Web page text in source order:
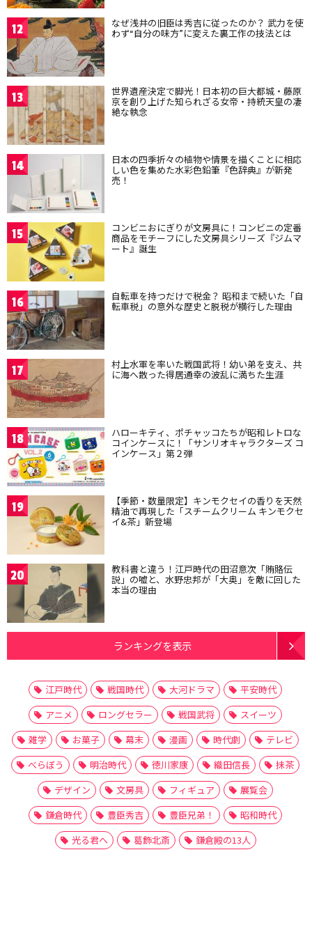
12 なぜ浅井の旧臣は秀吉に従ったのか？ 武力を使
わず“自分の味方”に変えた裏工作の技法とは
13 世界遺産決定で脚光！日本初の巨大都城・藤原
京を創り上げた知られざる女帝・持統天皇の凄
絶な執念
14 日本の四季折々の植物や情景を描くことに相応
しい色を集めた水彩色鉛筆『色辞典』が新発
売！
15 コンビニおにぎりが文房具に！コンビニの定番
商品をモチーフにした文房具シリーズ『ジムマ
ート』誕生
16 自転車を持つだけで税金？ 昭和まで続いた「自
転車税」の意外な歴史と脱税が横行した理由
17 村上水軍を率いた戦国武将！幼い弟を支え、共
に海へ散った得居通幸の波乱に満ちた生涯
18 ハローキティ、ポチャッコたちが昭和レトロな
コインケースに！「サンリオキャラクターズ コ
インケース」第２弾
19 【季節・数量限定】キンモクセイの香りを天然
精油で再現した「スチームクリーム キンモクセ
イ&茶」新登場
20 教科書と違う！江戸時代の田沼意次「賄賂伝
説」の嘘と、水野忠邦が「大奥」を敵に回した
本当の理由
ランキングを表示
江戸時代 戦国時代 大河ドラマ
平安時代
アニメ
ロングセラー 戦国武将
スイーツ
雑学
お菓子 幕末 漫画 時代劇
テレビ
べらぼう
明治時代 徳川家康 織田信長
抹茶
デザイン
文房具 フィギュア
展覧会
鎌倉時代
豊臣秀吉 豊臣兄弟！
昭和時代
光る君へ
葛飾北斎 鎌倉殿の13人